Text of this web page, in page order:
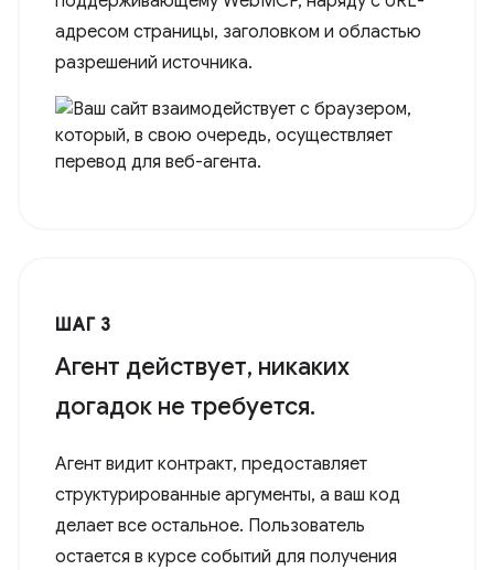
адресом страницы, заголовком и областью
разрешений источника.
ШАГ 3
Агент действует, никаких
догадок не требуется.
Агент видит контракт, предоставляет
структурированные аргументы, а ваш код
делает все остальное. Пользователь
остается в курсе событий для получения